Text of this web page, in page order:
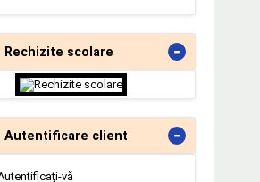
Rechizite scolare -
Autentificare client -
vă